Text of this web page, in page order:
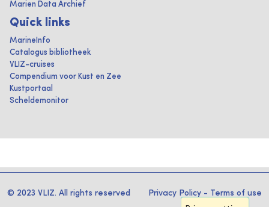
Marien Data Archief
Quick links
MarineInfo
Catalogus bibliotheek
VLIZ-cruises
Compendium voor Kust en Zee
Kustportaal
Scheldemonitor
© 2023 VLIZ. All rights reserved Privacy Policy - Terms of use